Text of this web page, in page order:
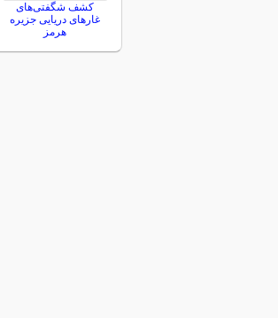
کشف شگفتی‌های
غارهای دریایی جزیره
هرمز